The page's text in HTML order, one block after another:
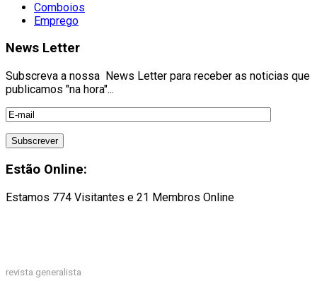
Comboios
Emprego
News Letter
Subscreva a nossa News Letter para receber as noticias que
publicamos "na hora"...
Estão Online:
Estamos 774 Visitantes e 21 Membros Online
revista generalista